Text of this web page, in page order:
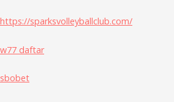
https://sparksvolleyballclub.com/
w77 daftar
sbobet